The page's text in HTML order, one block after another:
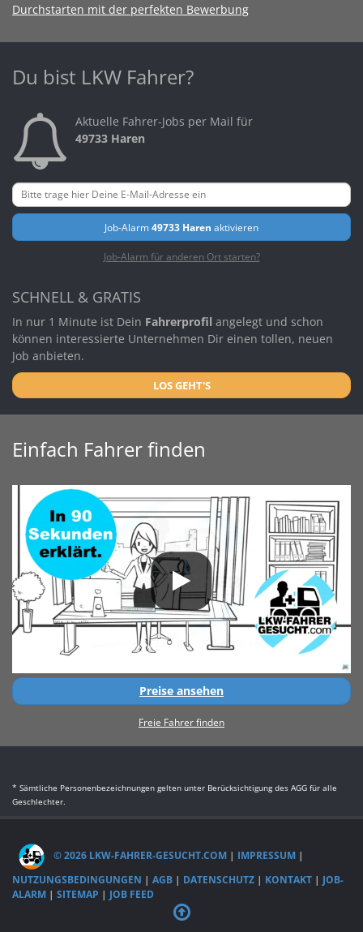
Durchstarten mit der perfekten Bewerbung
Du bist LKW Fahrer?
Aktuelle Fahrer-Jobs per Mail für
49733 Haren
Job-Alarm49733 Haren aktivieren
Job-Alarm für anderen Ort starten?
SCHNELL & GRATIS
In nur 1 Minute ist Dein Fahrerprofil angelegt und schon
können interessierte Unternehmen Dir einen tollen, neuen
Job anbieten.
LOS GEHT'S
Einfach Fahrer finden
Preise ansehen
Freie Fahrer finden
* Sämtliche Personenbezeichnungen gelten unter Berücksichtigung des AGG für alle
Geschlechter.
© 2026 LKW-FAHRER-GESUCHT.COM | IMPRESSUM |
NUTZUNGSBEDINGUNGEN | AGB | DATENSCHUTZ | KONTAKT | JOB-
ALARM | SITEMAP | JOB FEED